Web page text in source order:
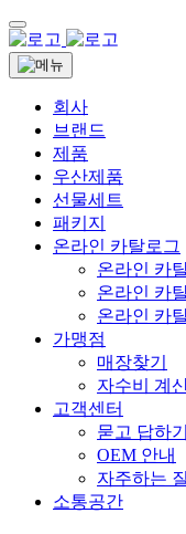
회사
브랜드
제품
우산제품
선물세트
패키지
온라인 카탈로그
온라인 카
온라인 카
온라인 카
가맹점
매장찾기
자수비 계
고객센터
묻고 답하기
OEM 안내
자주하는
소통공간